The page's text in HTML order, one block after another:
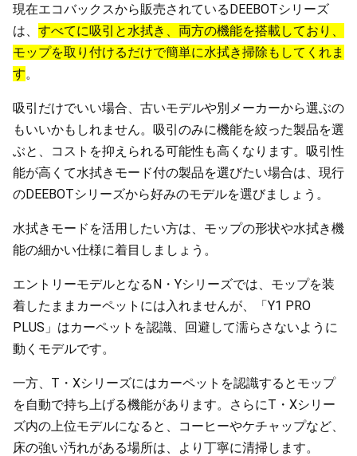
現在エコバックスから販売されているDEEBOTシリーズ
は、 すべてに吸引と水拭き、両方の機能を搭載しており、
モップを取り付けるだけで簡単に水拭き掃除もしてくれま
す。
吸引だけでいい場合、古いモデルや別メーカーから選ぶの
もいいかもしれません。吸引のみに機能を絞った製品を選
ぶと、コストを抑えられる可能性も高くなります。吸引性
能が高くて水拭きモード付の製品を選びたい場合は、現行
のDEEBOTシリーズから好みのモデルを選びましょう。
水拭きモードを活用したい方は、モップの形状や水拭き機
能の細かい仕様に着目しましょう。
エントリーモデルとなるN・Yシリーズでは、モップを装
着したままカーペットには入れませんが、「Y1 PRO
PLUS」はカーペットを認識、回避して濡らさないように
動くモデルです。
一方、T・Xシリーズにはカーペットを認識するとモップ
を自動で持ち上げる機能があります。さらにT・Xシリー
ズ内の上位モデルになると、コーヒーやケチャップなど、
床の強い汚れがある場所は、より丁寧に清掃します。